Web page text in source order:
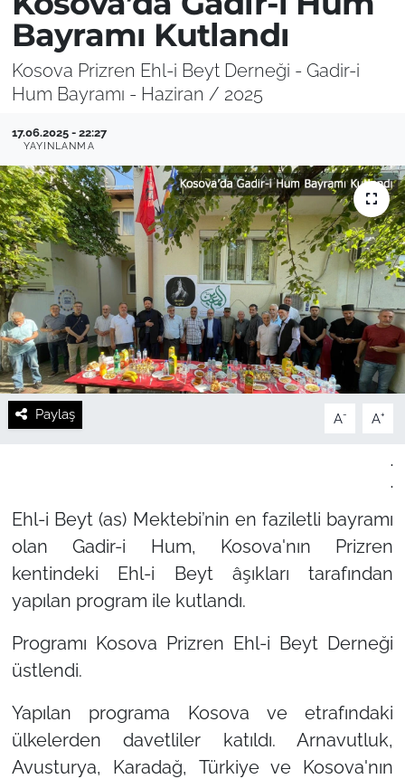
Bayramı Kutlandı
Kosova Prizren Ehl-i Beyt Derneği - Gadir-i
Hum Bayramı - Haziran / 2025
17.06.2025 - 22:27
YAYINLANMA
Paylaş A- A+
.
.
Ehl-i Beyt (as) Mektebi’nin en faziletli bayramı
olan Gadir-i Hum, Kosova'nın Prizren
kentindeki Ehl-i Beyt âşıkları tarafından
yapılan program ile kutlandı.
Programı Kosova Prizren Ehl-i Beyt Derneği
üstlendi.
Yapılan programa Kosova ve etrafındaki
ülkelerden davetliler katıldı. Arnavutluk,
Avusturya, Karadağ, Türkiye ve Kosova'nın